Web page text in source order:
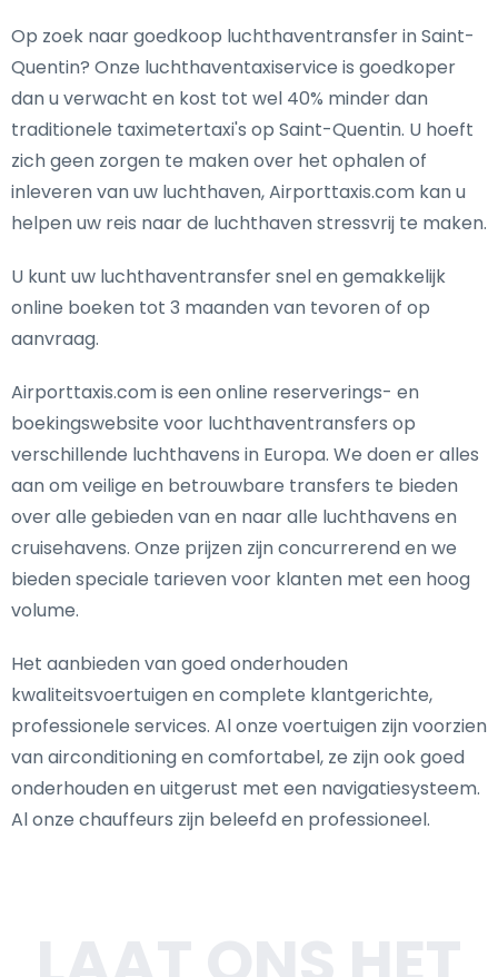
Op zoek naar goedkoop luchthaventransfer in Saint-
Quentin? Onze luchthaventaxiservice is goedkoper
dan u verwacht en kost tot wel 40% minder dan
traditionele taximetertaxi's op Saint-Quentin. U hoeft
zich geen zorgen te maken over het ophalen of
inleveren van uw luchthaven, Airporttaxis.com kan u
helpen uw reis naar de luchthaven stressvrij te maken.
U kunt uw luchthaventransfer snel en gemakkelijk
online boeken tot 3 maanden van tevoren of op
aanvraag.
Airporttaxis.com is een online reserverings- en
boekingswebsite voor luchthaventransfers op
verschillende luchthavens in Europa. We doen er alles
aan om veilige en betrouwbare transfers te bieden
over alle gebieden van en naar alle luchthavens en
cruisehavens. Onze prijzen zijn concurrerend en we
bieden speciale tarieven voor klanten met een hoog
volume.
Het aanbieden van goed onderhouden
kwaliteitsvoertuigen en complete klantgerichte,
professionele services. Al onze voertuigen zijn voorzien
van airconditioning en comfortabel, ze zijn ook goed
onderhouden en uitgerust met een navigatiesysteem.
Al onze chauffeurs zijn beleefd en professioneel.